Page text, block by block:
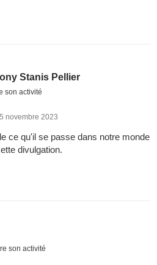
Stanis Pellier
son activité
novembre 2023
ce qu'il se passe dans notre monde
divulgation.
son activité